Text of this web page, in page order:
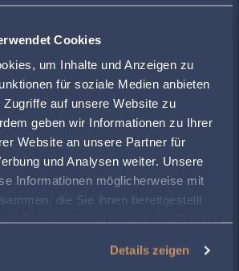
Cookies
um Inhalte und Anzeigen zu
für soziale Medien anbieten
auf unsere Website zu
geben wir Informationen zu Ihrer
Website an unsere Partner für
und Analysen weiter. Unsere
Informationen möglicherweise mit
die Sie ihnen bereitgestellt
im Rahmen Ihrer Nutzung der Dienste
Details zeigen
08:00 - 17:00
08:00 - 17:00
08:00 - 17:00
08:00 - 17:00
08:00 - 16:00